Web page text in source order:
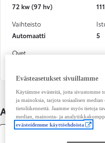
72 kw (97 hv)
Vaihteisto
Automaatti
5
Ovet
Auton lisätiedot
Evästeasetukset sivuillamme
Käytämme evästeitä, jotta sivustomme
ja mainoksia, tarjota sosiaalisen
tietoliikennettä. Jaamme myös tietoja
median, mainonta- ja
evästeidemme käyttöehdoista